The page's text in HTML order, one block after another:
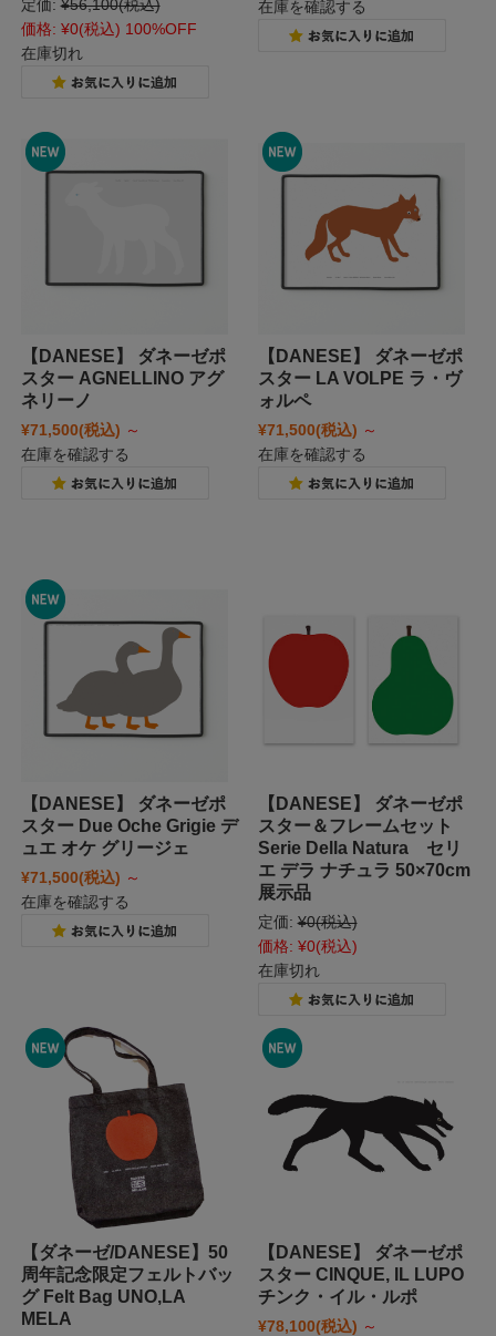
定価: ¥56,100(税込)
価格: ¥0(税込) 100%OFF
在庫切れ
在庫を確認する
【DANESE】 ダネーゼポ
スター AGNELLINO アグ
ネリーノ
¥71,500(税込) ～
在庫を確認する
【DANESE】 ダネーゼポ
スター LA VOLPE ラ・ヴ
ォルペ
¥71,500(税込) ～
在庫を確認する
【DANESE】 ダネーゼポ
スター Due Oche Grigie デ
ュエ オケ グリージェ
¥71,500(税込) ～
在庫を確認する
【DANESE】 ダネーゼポ
スター＆フレームセット
Serie Della Natura セリ
エ デラ ナチュラ 50×70cm
展示品
定価: ¥0(税込)
価格: ¥0(税込)
在庫切れ
【ダネーゼ/DANESE】50
周年記念限定フェルトバッ
グ Felt Bag UNO,LA
MELA
【DANESE】 ダネーゼポ
スター CINQUE, IL LUPO
チンク・イル・ルポ
¥78,100(税込) ～